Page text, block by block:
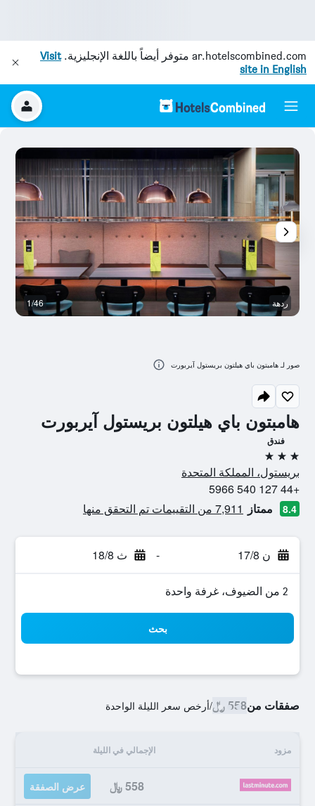
ar.hotelscombined.com متوفر أيضاً باللغة الإنجليزية.Visit
site in English
هامبتون باي هيلتون بريستول آيربورت
فندق
3 نجوم
بريستول، المملكة المتحدة
+44 127 540 5966
8.4 ممتاز 7,911 من التقييمات تم التحقق منها
ن 17/8 - ث 18/8
2 من الضيوف، غرفة واحدة
بحث
صفقات من558 ﷼ /أرخص سعر الليلة الواحدة
مزود الإجمالي في الليلة
558 ﷼ عرض الصفقة
ردهة 1/46
صور لـ هامبتون باي هيلتون بريستول آيربورت